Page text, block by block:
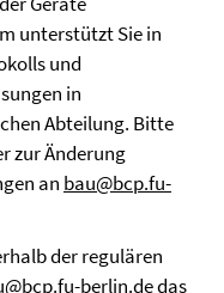
unterstützt Sie in
und
in
Abteilung. Bitte
zur Änderung
an bau@bcp.fu-
der regulären
berlin.dedas